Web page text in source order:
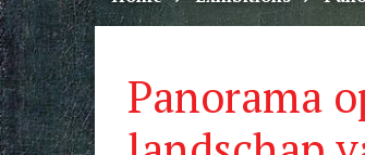
worldwide
Panorama